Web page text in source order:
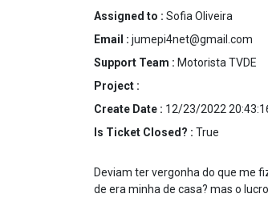
Assigned to : Sofia Oliveira
Email : jumepi4net@gmail.com
Support Team : Motorista TVDE
Project :
Create Date : 12/23/2022
Is Ticket Closed? : True
Deviam ter vergonha do que me
de era minha de casa? mas o